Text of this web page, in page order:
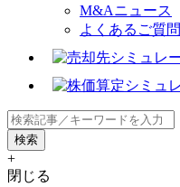
M&Aニュース
よくあるご質問
+
閉じる